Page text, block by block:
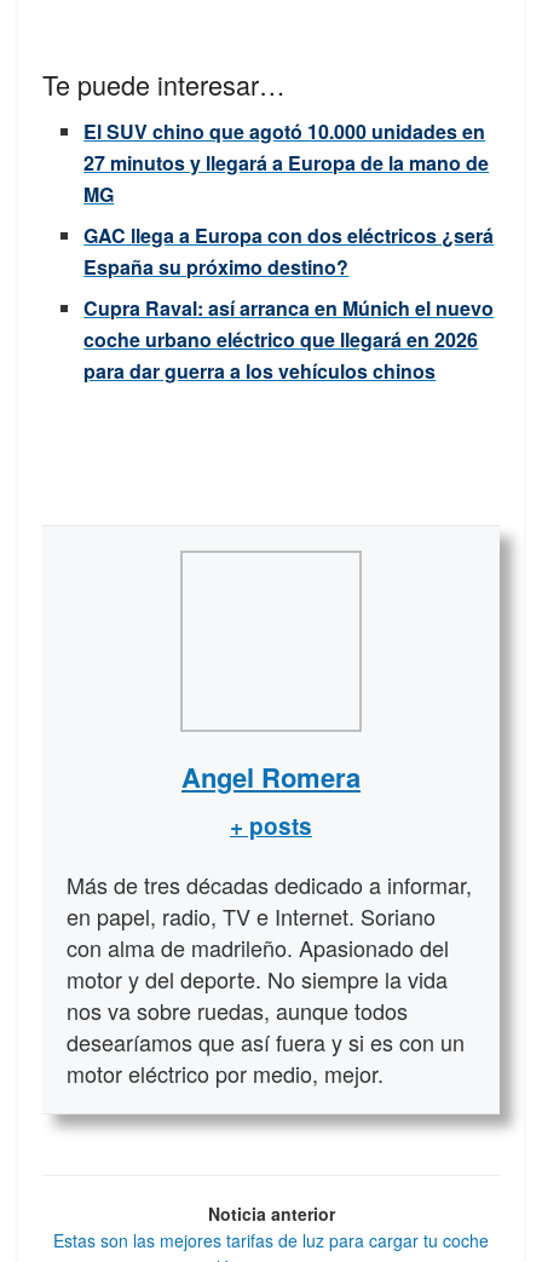
Te puede interesar…
El SUV chino que agotó 10.000 unidades en
27 minutos y llegará a Europa de la mano de
MG
GAC llega a Europa con dos eléctricos ¿será
España su próximo destino?
Cupra Raval: así arranca en Múnich el nuevo
coche urbano eléctrico que llegará en 2026
para dar guerra a los vehículos chinos
Angel Romera
+ posts
Más de tres décadas dedicado a informar,
en papel, radio, TV e Internet. Soriano
con alma de madrileño. Apasionado del
motor y del deporte. No siempre la vida
nos va sobre ruedas, aunque todos
desearíamos que así fuera y si es con un
motor eléctrico por medio, mejor.
Noticia anterior
Estas son las mejores tarifas de luz para cargar tu coche